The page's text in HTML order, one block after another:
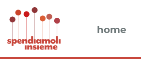
home